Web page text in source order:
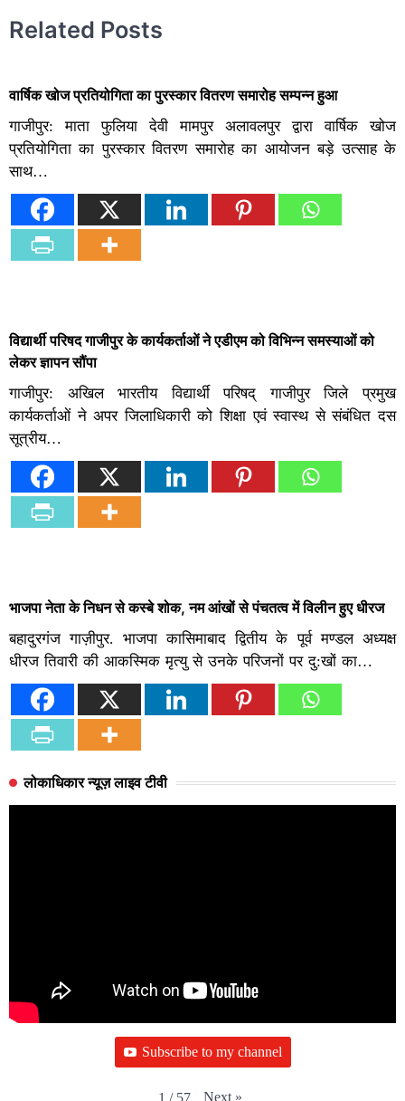
Related Posts
वार्षिक खोज प्रतियोगिता का पुरस्कार वितरण समारोह सम्पन्न हुआ
गाजीपुर: माता फुलिया देवी मामपुर अलावलपुर द्वारा वार्षिक खोज
प्रतियोगिता का पुरस्कार वितरण समारोह का आयोजन बड़े उत्साह के
साथ…
विद्यार्थी परिषद गाजीपुर के कार्यकर्ताओं ने एडीएम को विभिन्न समस्याओं को
लेकर ज्ञापन सौंपा
गाजीपुर: अखिल भारतीय विद्यार्थी परिषद् गाजीपुर जिले प्रमुख
कार्यकर्ताओं ने अपर जिलाधिकारी को शिक्षा एवं स्वास्थ से संबंधित दस
सूत्रीय…
भाजपा नेता के निधन से कस्बे शोक, नम आंखों से पंचतत्व में विलीन हुए धीरज
बहादुरगंज गाज़ीपुर. भाजपा कासिमाबाद द्वितीय के पूर्व मण्डल अध्यक्ष
धीरज तिवारी की आकस्मिक मृत्यु से उनके परिजनों पर दु:खों का…
लोकाधिकार न्यूज़ लाइव टीवी
Subscribe to my channel
Next »